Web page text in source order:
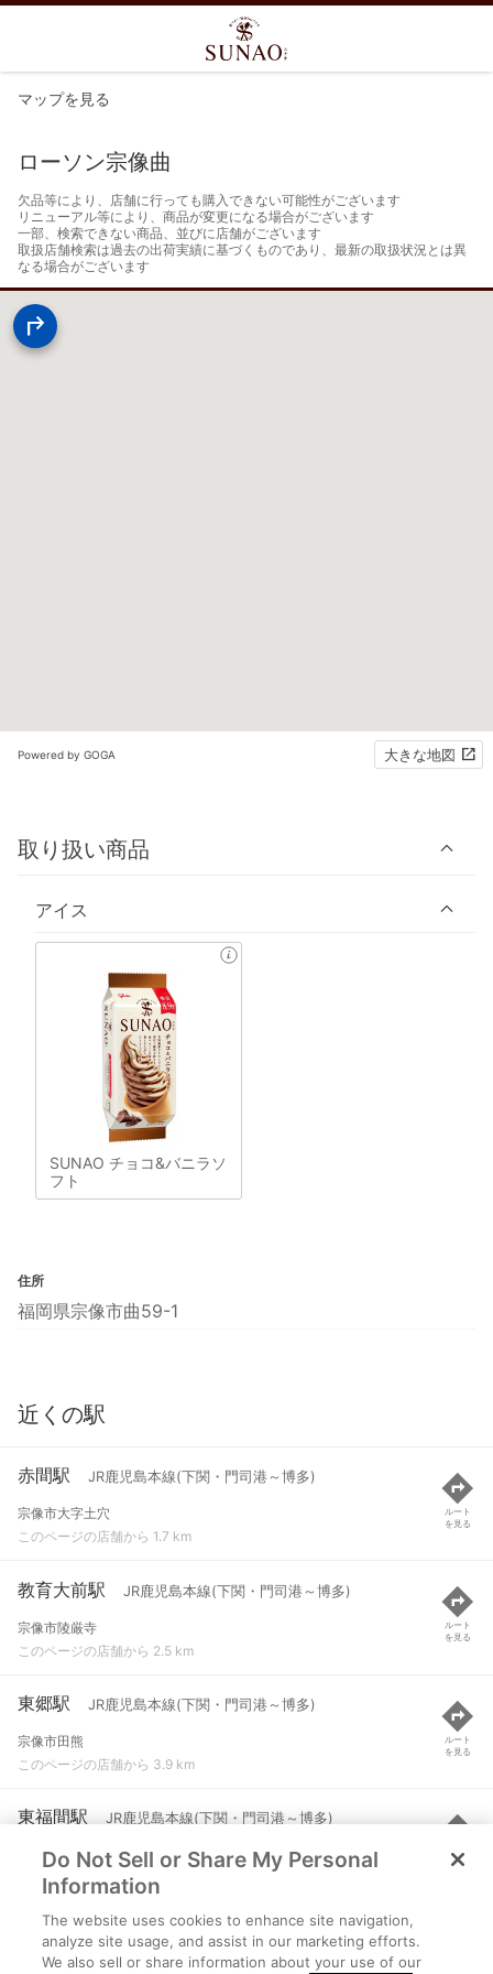
マップを見る
ローソン宗像曲
欠品等により、店舗に行っても購入できない可能性がございます
リニューアル等により、商品が変更になる場合がございます
一部、検索できない商品、並びに店舗がございます
取扱店舗検索は過去の出荷実績に基づくものであり、最新の取扱状況とは異
なる場合がございます
Powered by GOGA 大きな地図
取り扱い商品
アイス
SUNAO チョコ&バニラソ
フト
住所
福岡県宗像市曲59-1
近くの駅
赤間駅 JR鹿児島本線(下関・門司港～博多)
宗像市大字土穴
このページの店舗から 1.7 km
ルート
を見る
教育大前駅 JR鹿児島本線(下関・門司港～博多)
宗像市陵厳寺
このページの店舗から 2.5 km
ルート
を見る
東郷駅 JR鹿児島本線(下関・門司港～博多)
宗像市田熊
このページの店舗から 3.9 km
ルート
を見る
東福間駅 JR鹿児島本線(下関・門司港～博多)
福津市津丸
このページの店舗から 5.9 km
ルート
を見る
海老津駅 JR鹿児島本線(下関・門司港～博多)
遠賀郡岡垣町大字海老津
Do Not Sell or Share My Personal
Information
The website uses cookies to enhance site navigation,
analyze site usage, and assist in our marketing efforts.
We also sell or share information about your use of our